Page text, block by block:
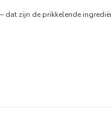
dat zijn de prikkelende